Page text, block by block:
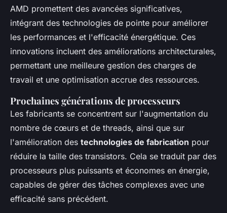
AMD promettent des avancées significatives,
intégrant des technologies de pointe pour améliorer
les performances et l'efficacité énergétique. Ces
innovations incluent des améliorations architecturales,
permettant une meilleure gestion des charges de
travail et une optimisation accrue des ressources.
Prochaines générations de processeurs
Les fabricants se concentrent sur l'augmentation du
nombre de cœurs et de threads, ainsi que sur
l'amélioration des technologies de fabrication pour
réduire la taille des transistors. Cela se traduit par des
processeurs plus puissants et économes en énergie,
capables de gérer des tâches complexes avec une
efficacité sans précédent.